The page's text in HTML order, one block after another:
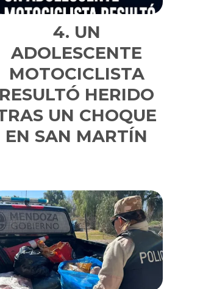
UN
ADOLESCENTE
MOTOCICLISTA
RESULTÓ HERIDO
UN CHOQUE
EN SAN MARTÍN